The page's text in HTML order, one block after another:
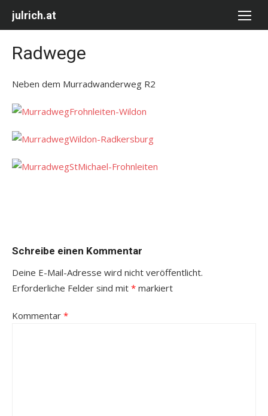
julrich.at
Radwege
Neben dem Murradwanderweg R2
Schreibe einen Kommentar
Deine E-Mail-Adresse wird nicht veröffentlicht.
Erforderliche Felder sind mit * markiert
Kommentar *